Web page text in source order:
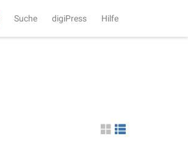
Suche digiPress Hilfe